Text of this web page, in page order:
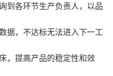
到各环节生产负责人，以品
据，不达标无法进入下一工
，提高产品的稳定性和效